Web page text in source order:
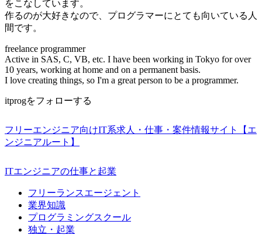
をこなしています。
作るのが大好きなので、プログラマーにとても向いている人
間です。
freelance programmer
Active in SAS, C, VB, etc. I have been working in Tokyo for over
10 years, working at home and on a permanent basis.
I love creating things, so I'm a great person to be a programmer.
itprogをフォローする
フリーエンジニア向けIT系求人・仕事・案件情報サイト【エ
ンジニアルート】
ITエンジニアの仕事と起業
フリーランスエージェント
業界知識
プログラミングスクール
独立・起業